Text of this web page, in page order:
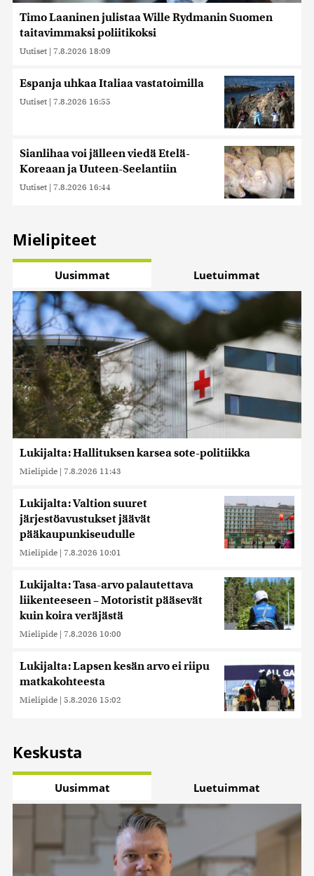
Timo Laaninen julistaa Wille Rydmanin Suomen
taitavimmaksi poliitikoksi
Uutiset | 7.8.2026 18:09
Espanja uhkaa Italiaa vastatoimilla
Uutiset | 7.8.2026 16:55
Sianlihaa voi jälleen viedä Etelä-
Koreaan ja Uuteen-Seelantiin
Uutiset | 7.8.2026 16:44
Mielipiteet
Uusimmat Luetuimmat
Lukijalta: Hallituksen karsea sote-politiikka
Mielipide | 7.8.2026 11:43
Lukijalta: Valtion suuret
järjestöavustukset jäävät
pääkaupunkiseudulle
Mielipide | 7.8.2026 10:01
Lukijalta: Tasa-arvo palautettava
liikenteeseen – Motoristit pääsevät
kuin koira veräjästä
Mielipide | 7.8.2026 10:00
Lukijalta: Lapsen kesän arvo ei riipu
matkakohteesta
Mielipide | 5.8.2026 15:02
Keskusta
Uusimmat Luetuimmat